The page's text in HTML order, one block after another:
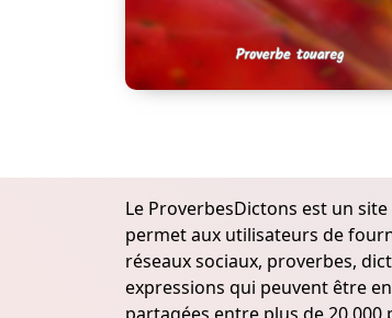
Le ProverbesDictons est un site
permet aux utilisateurs de
réseaux sociaux, proverbes,
expressions qui peuvent être